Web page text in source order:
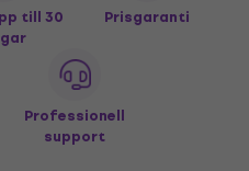
till 30
Prisgaranti
Professionell
support